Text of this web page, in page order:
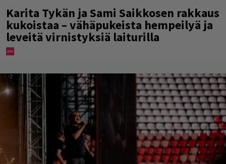
Karita Tykän ja Sami Saikkosen rakkaus
kukoistaa – vähäpukeista hempeilyä ja
leveitä virnistyksiä laiturilla